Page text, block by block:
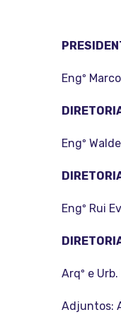
Engº
Engº
Engº Rui
Arqº e
Adjuntos: